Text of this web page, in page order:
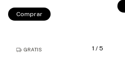
Comprar
1 / 5
GRATIS